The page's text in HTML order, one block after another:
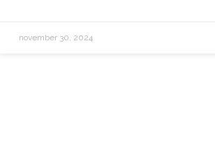
november 30, 2024